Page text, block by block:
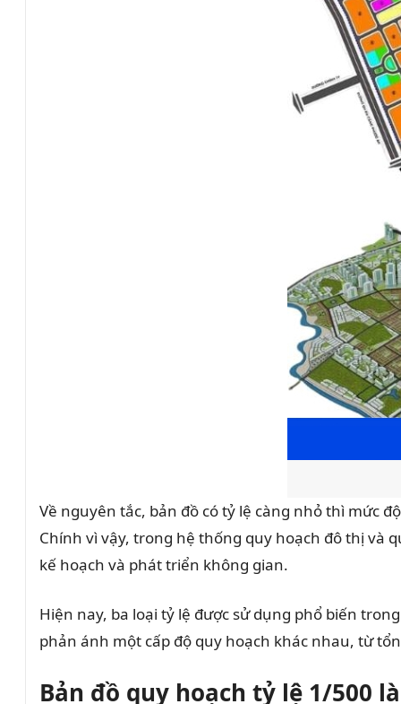
Về nguyên tắc, bản đồ có tỷ lệ càng nhỏ thì mức
Chính vì vậy, trong hệ thống quy hoạch đô thị và
kế hoạch và phát triển không gian.
Hiện nay, ba loại tỷ lệ được sử dụng phổ biến
phản ánh một cấp độ quy hoạch khác nhau, từ
Bản đồ quy hoạch tỷ lệ 1/500